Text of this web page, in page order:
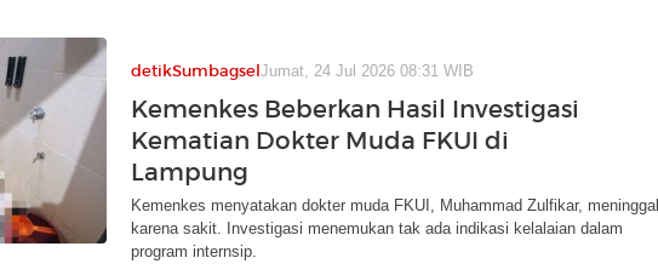
detikSumbagselJumat, 24 Jul 2026 08:31 WIB
Kemenkes Beberkan Hasil Investigasi
Kematian Dokter Muda FKUI di
Lampung
Kemenkes menyatakan dokter muda FKUI, Muhammad Zulfikar, meninggal
karena sakit. Investigasi menemukan tak ada indikasi kelalaian dalam
program internsip.